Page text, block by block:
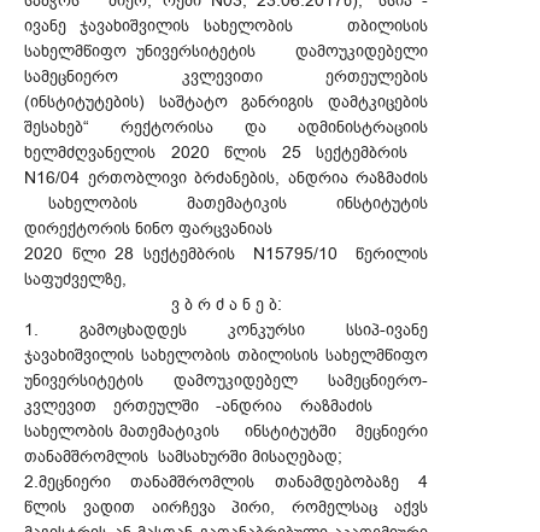
ივანე ჯავახიშვილის სახელობის თბილისის
სახელმწიფო უნივერსიტეტის დამოუკიდებელი
სამეცნიერო კვლევითი ერთეულების
(ინსტიტუტების) საშტატო განრიგის დამტკიცების
შესახებ“ რექტორისა და ადმინისტრაციის
ხელმძღვანელის 2020 წლის 25 სექტემბრის
N16/04 ერთობლივი ბრძანების, ანდრია რაზმაძის
სახელობის მათემატიკის ინსტიტუტის
დირექტორის ნინო ფარცვანიას
2020 წლი 28 სექტემბრის N15795/10 წერილის
საფუძველზე,
ვ ბ რ ძ ა ნ ე ბ:
1. გამოცხადდეს კონკურსი სსიპ-ივანე
ჯავახიშვილის სახელობის თბილისის სახელმწიფო
უნივერსიტეტის დამოუკიდებელ სამეცნიერო-
კვლევით ერთეულში -ანდრია რაზმაძის
სახელობის მათემატიკის ინსტიტუტში მეცნიერი
თანამშრომლის სამსახურში მისაღებად;
2.მეცნიერი თანამშრომლის თანამდებობაზე 4
წლის ვადით აირჩევა პირი, რომელსაც აქვს